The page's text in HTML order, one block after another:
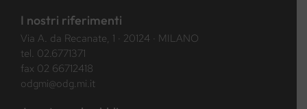
I nostri riferimenti
Via A. da Recanate, 1 · 20124 · MILANO
tel. 02.6771371
fax 02 66712418
odgmi@odg.mi.it